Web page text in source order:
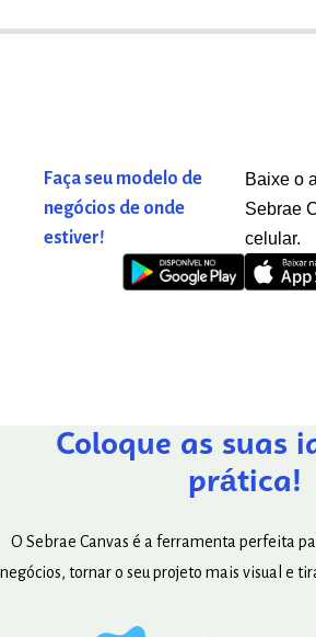
Faça seu modelo de
negócios de onde
estiver!
Baixe o
Sebrae
celular.
Coloque as suas
prática!
O Sebrae Canvas é a ferramenta perfeita
negócios, tornar o seu projeto mais visual e